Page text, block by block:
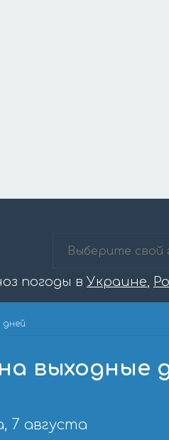
погоды в Украине,
дней
выходные
7 августа